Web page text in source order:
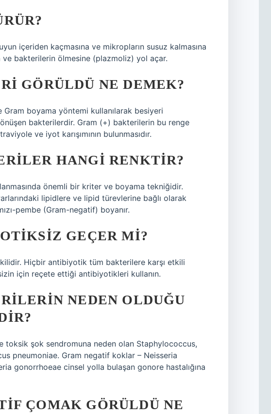
içeriden kaçmasına ve mikropların susuz kalmasına
ve bakterilerin ölmesine (plazmoliz) yol açar.
GÖRÜLDÜ NE DEMEK?
boyama yöntemi kullanılarak besiyeri
bakterilerdir. Gram (+) bakterilerin bu renge
ve iyot karışımının bulunmasıdır.
HANGI RENKTIR?
önemli bir kriter ve boyama tekniğidir.
lipidlere ve lipid türevlerine bağlı olarak
pembe (Gram-negatif) boyanır.
GEÇER MI?
Hiçbir antibiyotik tüm bakterilere karşı etkili
için reçete ettiği antibiyotikleri kullanın.
NEDEN OLDUĞU
toksik şok sendromuna neden olan Staphylococcus,
pneumoniae. Gram negatif koklar – Neisseria
gonorrhoeae cinsel yolla bulaşan gonore hastalığına
ÇOMAK GÖRÜLDÜ NE